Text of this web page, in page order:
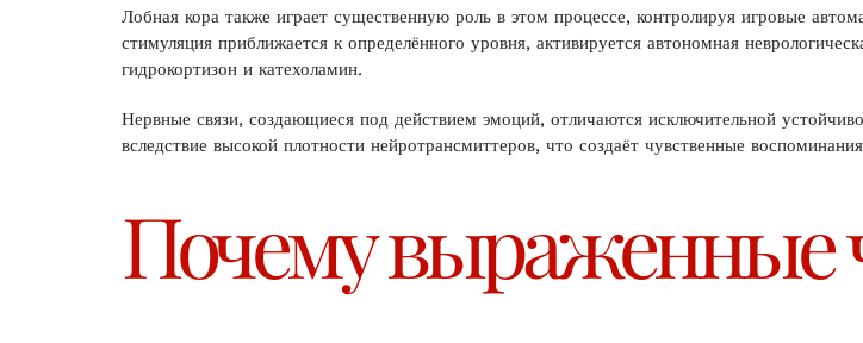
Лобная кора также играет существенную роль в этом процессе, контролируя игровые
стимуляция приближается к определённого уровня, активируется автономная
гидрокортизон и катехоламин.
Нервные связи, создающиеся под действием эмоций, отличаются исключительной
вследствие высокой плотности нейротрансмиттеров, что создаёт чувственные
Почему выраженные